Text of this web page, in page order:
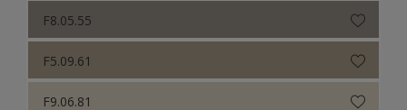
F8.05.55
F5.09.61
F9.06.81